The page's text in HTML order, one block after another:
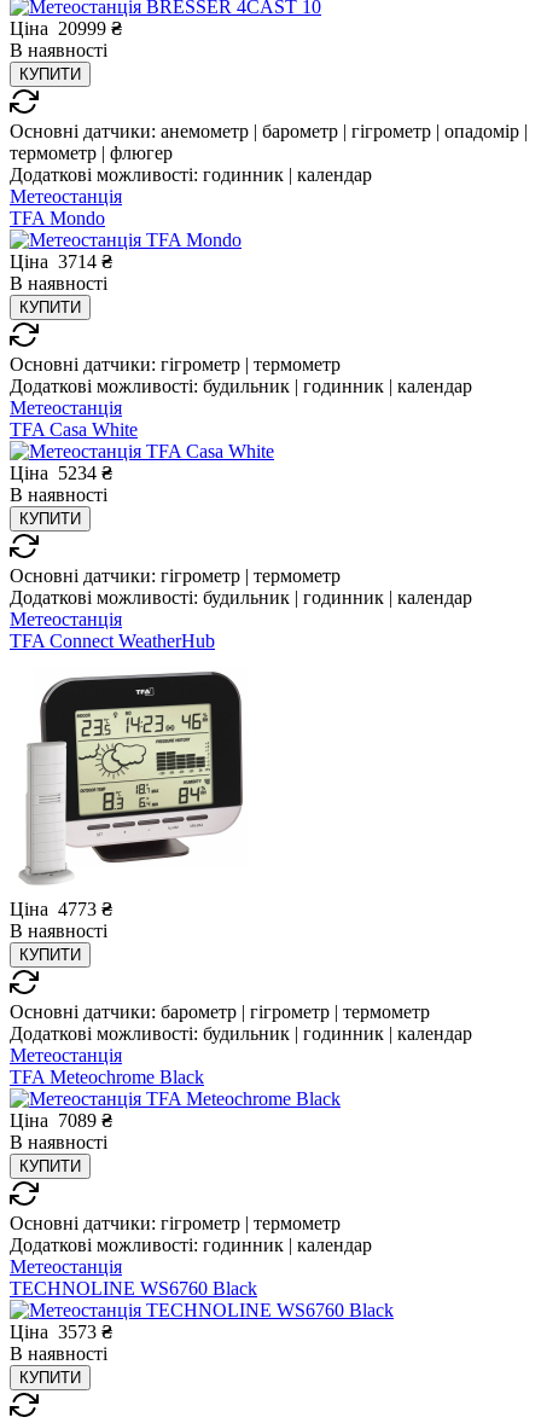
Ціна 20999 ₴
В наявності
КУПИТИ
Основні датчики: анемометр | барометр | гігрометр | опадомір |
термометр | флюгер
Додаткові можливості: годинник | календар
Метеостанція
TFA Mondo
Ціна 3714 ₴
В наявності
КУПИТИ
Основні датчики: гігрометр | термометр
Додаткові можливості: будильник | годинник | календар
Метеостанція
TFA Casa White
Ціна 5234 ₴
В наявності
КУПИТИ
Основні датчики: гігрометр | термометр
Додаткові можливості: будильник | годинник | календар
Метеостанція
TFA Connect WeatherHub
Ціна 4773 ₴
В наявності
КУПИТИ
Основні датчики: барометр | гігрометр | термометр
Додаткові можливості: будильник | годинник | календар
Метеостанція
TFA Meteochrome Black
Ціна 7089 ₴
В наявності
КУПИТИ
Основні датчики: гігрометр | термометр
Додаткові можливості: годинник | календар
Метеостанція
TECHNOLINE WS6760 Black
Ціна 3573 ₴
В наявності
КУПИТИ